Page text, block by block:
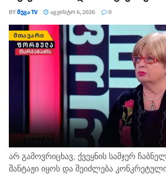
BYᲛᲔᲒᲐ TV ᲐᲒᲕᲘᲡᲢᲝ 6, 2026 0
ᲛᲗᲐᲕᲐᲠᲘ
არ გამოვრიცხავ, ქვეყნის სამჯერ
შანტაჟი იყოს და შეიძლება